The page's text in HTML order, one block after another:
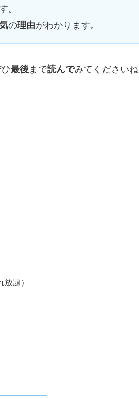
。
の理由がわかります。
最後まで読んでみてくださいね
題）